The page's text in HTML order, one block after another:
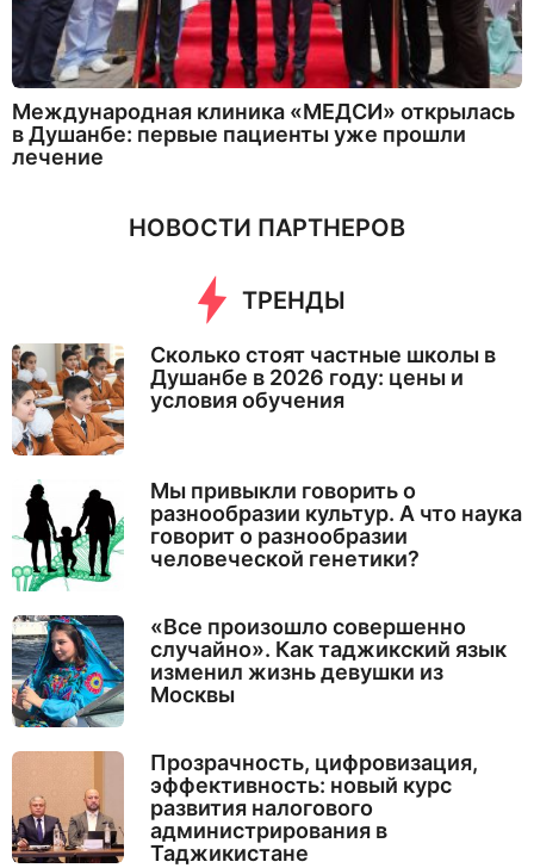
Международная клиника «МЕДСИ» открылась
в Душанбе: первые пациенты уже прошли
лечение
НОВОСТИ ПАРТНЕРОВ
ТРЕНДЫ
Сколько стоят частные школы в
Душанбе в 2026 году: цены и
условия обучения
Мы привыкли говорить о
разнообразии культур. А что наука
говорит о разнообразии
человеческой генетики?
«Все произошло совершенно
случайно». Как таджикский язык
изменил жизнь девушки из
Москвы
Прозрачность, цифровизация,
эффективность: новый курс
развития налогового
администрирования в
Таджикистане